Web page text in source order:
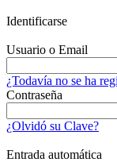
Identificarse
Usuario o Email
¿Todavía no se ha
Contraseña
¿Olvidó su Clave?
Entrada automática